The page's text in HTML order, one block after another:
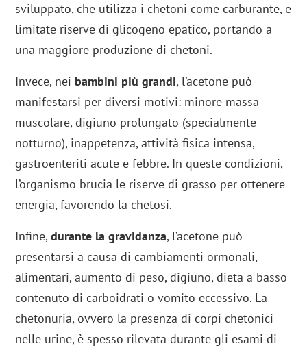
sviluppato, che utilizza i chetoni come carburante, e
limitate riserve di glicogeno epatico, portando a
una maggiore produzione di chetoni.
Invece, nei bambini più grandi, l’acetone può
manifestarsi per diversi motivi: minore massa
muscolare, digiuno prolungato (specialmente
notturno), inappetenza, attività fisica intensa,
gastroenteriti acute e febbre. In queste condizioni,
l’organismo brucia le riserve di grasso per ottenere
energia, favorendo la chetosi.
Infine,durante la gravidanza, l’acetone può
presentarsi a causa di cambiamenti ormonali,
alimentari, aumento di peso, digiuno, dieta a basso
contenuto di carboidrati o vomito eccessivo. La
chetonuria, ovvero la presenza di corpi chetonici
nelle urine, è spesso rilevata durante gli esami di